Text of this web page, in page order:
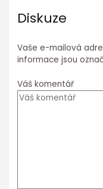
Diskuze
Vaše e-mailová
informace jsou
Váš komentář